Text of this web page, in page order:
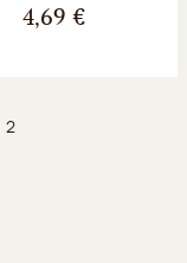
4,69 €
2
Page
2